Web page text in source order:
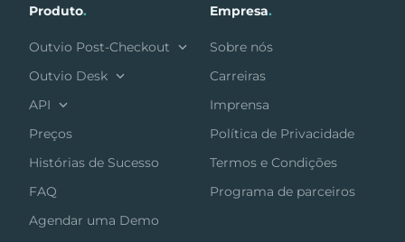
Produto.
Outvio Post-Checkout
Outvio Desk
API
Preços
Histórias de Sucesso
FAQ
Agendar uma Demo
Empresa.
Sobre nós
Carreiras
Imprensa
Política de Privacidade
Termos e Condições
Programa de parceiros